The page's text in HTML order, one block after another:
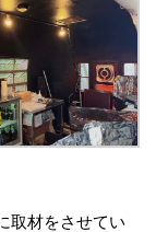
取材をさせてい